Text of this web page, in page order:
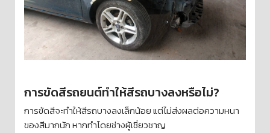
การขัดสีรถยนต์ทำให้สีรถบางลงหรือไม่?
การขัดสีจะทำให้สีรถบางลงเล็กน้อย แต่ไม่ส่งผลต่อความหนา
ของสีมากนัก หากทำโดยช่างผู้เชี่ยวชาญ